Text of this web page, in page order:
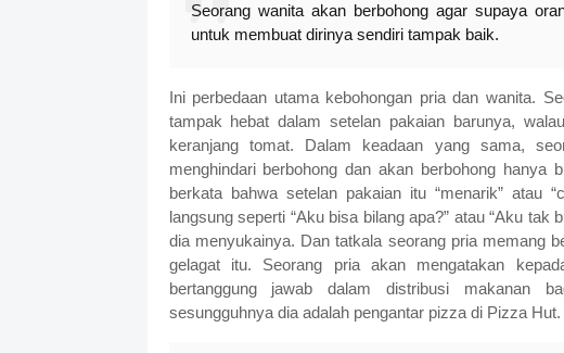
Seorang wanita akan berbohong agar supaya
untuk membuat dirinya sendiri tampak baik.
Ini perbedaan utama kebohongan pria dan wanita.
tampak hebat dalam setelan pakaian barunya,
keranjang tomat. Dalam keadaan yang sama,
menghindari berbohong dan akan berbohong hanya
berkata bahwa setelan pakaian itu “menarik” atau
langsung seperti “Aku bisa bilang apa?” atau “Aku
dia menyukainya. Dan tatkala seorang pria memang
gelagat itu. Seorang pria akan mengatakan
bertanggung jawab dalam distribusi makanan
sesungguhnya dia adalah pengantar pizza di Pizza Hut.